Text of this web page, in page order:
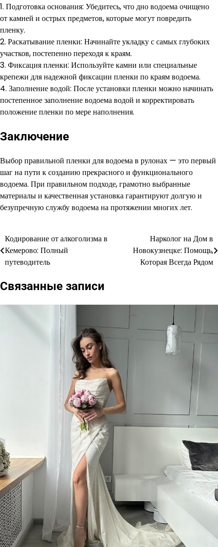
1. Подготовка основания: Убедитесь, что дно водоема очищено
от камней и острых предметов, которые могут повредить
пленку.
2. Раскатывание пленки: Начинайте укладку с самых глубоких
участков, постепенно переходя к краям.
3. Фиксация пленки: Используйте камни или специальные
крепежи для надежной фиксации пленки по краям водоема.
4. Заполнение водой: После установки пленки можно начинать
постепенное заполнение водоема водой и корректировать
положение пленки по мере наполнения.
Заключение
Выбор правильной пленки для водоема в рулонах — это первый
шаг на пути к созданию прекрасного и функционального
водоема. При правильном подходе, грамотно выбранные
материалы и качественная установка гарантируют долгую и
безупречную службу водоема на протяжении многих лет.
Навигация
по
Кодирование от алкоголизма в
Кемерово: Полный
путеводитель
Нарколог на Дом в
Новокузнецке: Помощь,
Которая Всегда Рядом
Связанные записи